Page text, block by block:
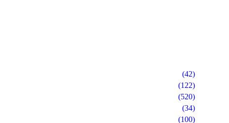
(42)
(122)
(520)
(34)
(100)